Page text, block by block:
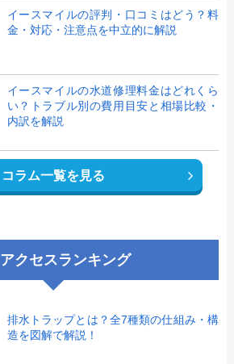
イースマイルの評判・口コミはどう？料
金・対応・注意点を中立的に解説
イースマイルの水道修理料金はどれくら
い？トラブル別の費用目安と相場比較・
内訳を解説
コラム一覧を見る
アクセスランキング
排水トラップとは？全7種類の仕組み・構
造を図解で解説！